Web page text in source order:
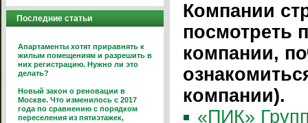
Последние статьи
Апартаменты хотят приравнять к
жилым помещениям и разрешить в
них регистрацию. Нужно ли это
делать?
Новый закон о реновации в
Москве. Что изменилось с 2017
года по сравнению с порядком
переселения из пятиэтажек,
Компании
посмотреть
компании,
компании).
«ПИК»